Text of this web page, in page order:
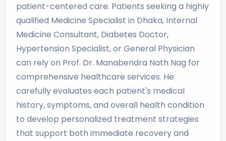
patient-centered care. Patients seeking a highly
qualified Medicine Specialist in Dhaka, Internal
Medicine Consultant, Diabetes Doctor,
Hypertension Specialist, or General Physician
can rely on Prof. Dr. Manabendra Nath Nag for
comprehensive healthcare services. He
carefully evaluates each patient's medical
history, symptoms, and overall health condition
to develop personalized treatment strategies
that support both immediate recovery and